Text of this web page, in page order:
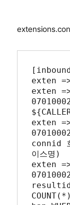
exten
exten
exten
connid
이스명)
exten
resultid